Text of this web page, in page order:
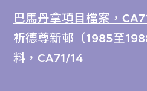
巴馬丹拿項目檔案，
祈德尊新邨（1985至
料，CA71/14